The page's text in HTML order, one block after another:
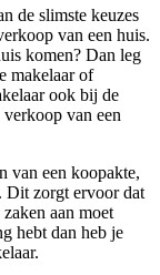
de slimste keuzes
van een huis.
komen? Dan leg
makelaar of
ook bij de
van een
van een koopakte,
Dit zorgt ervoor dat
aan moet
hebt dan heb je